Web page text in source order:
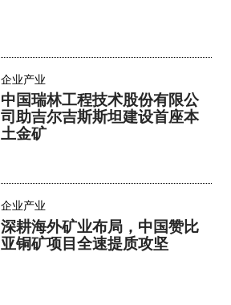
企业产业
中国瑞林工程技术股份有限公
司助吉尔吉斯斯坦建设首座本
土金矿
企业产业
深耕海外矿业布局，中国赞比
亚铜矿项目全速提质攻坚